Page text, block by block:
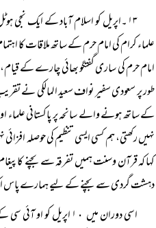
۱۳ ۔اپریل کو اسلام آباد کے ایک
علماء کرام کی امام حرم کے ساتھ ملاقات کا
امام حرم کی ساری گفتگو بھائی چارے کے
طور پر سعودی سفیر نواف سعید المالکی نے
کے ساتھ ہونے والے سانحہ پر پاکستانی
کہا کہ قرآن وسنت ہمیں تفرقہ سے بچنے
دہشت گردی سے بچنے کے لیے ہمارے پاس
اسی دوران میں ۱٠